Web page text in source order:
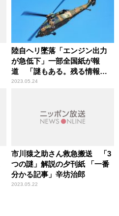
陸自ヘリ墜落「エンジン出力
が急低下」一部全国紙が報
道 「謎もある。残る情報は
いつ公表か」辛坊治郎が注視
2023.05.24
市川猿之助さん救急搬送 「3
つの謎」解説の夕刊紙 「一番
分かる記事」辛坊治郎
2023.05.22